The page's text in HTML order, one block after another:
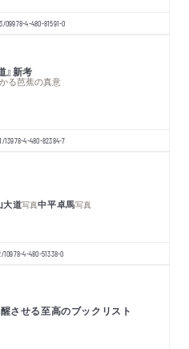
09978-4-480-81591-0
』新考
る芭蕉の真意
13978-4-480-82384-7
大道写真中平卓馬写真
10978-4-480-51338-0
させる至高のブックリスト